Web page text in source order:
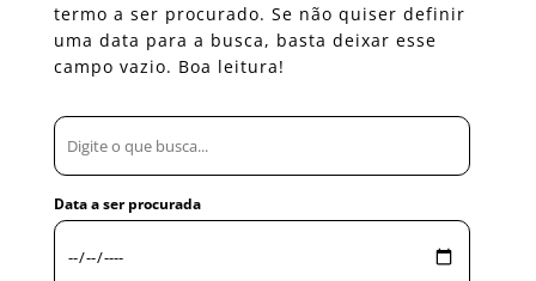
termo a ser procurado. Se não quiser definir
uma data para a busca, basta deixar esse
campo vazio. Boa leitura!